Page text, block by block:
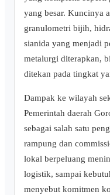
yang besar. Kuncinya
granulometri bijih,
sianida yang menjadi
metalurgi diterapkan,
ditekan pada tingkat
Dampak ke wilayah
Pemerintah daerah
sebagai salah satu
rampung dan
lokal berpeluang
logistik, sampai
menyebut komitmen